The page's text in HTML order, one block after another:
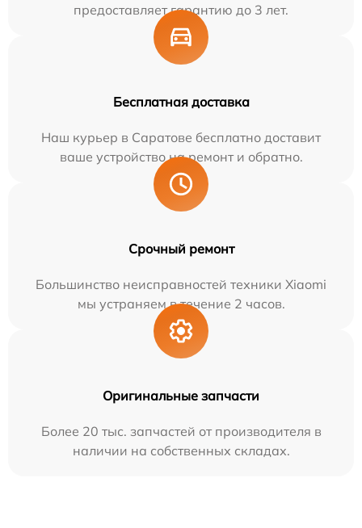
предоставляет гарантию до 3 лет.
Бесплатная доставка
Наш курьер в Саратове бесплатно доставит
ваше устройство на ремонт и обратно.
Срочный ремонт
Большинство неисправностей техники Xiaomi
мы устраняем в течение 2 часов.
Оригинальные запчасти
Более 20 тыс. запчастей от производителя в
наличии на собственных складах.